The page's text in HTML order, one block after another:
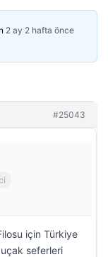
2 ay 2 hafta önce
#25043
için Türkiye
seferleri